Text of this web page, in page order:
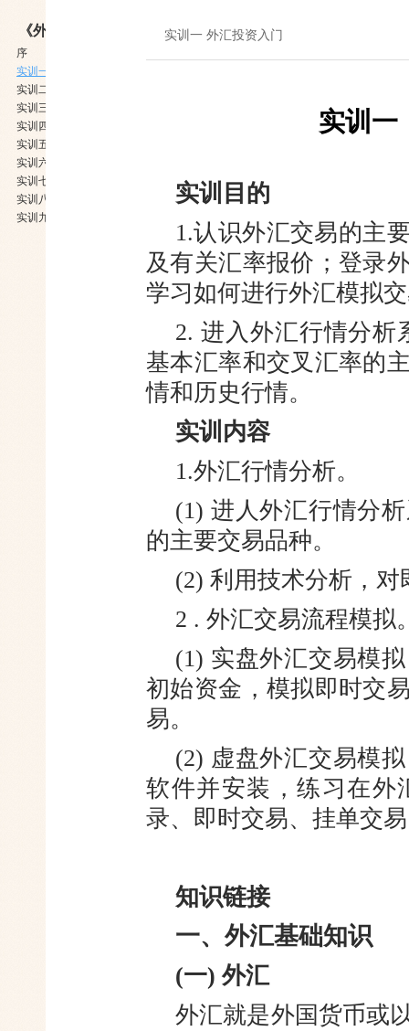
《外汇黄金投资》
序
实训一 外汇投资入门
实训二 外汇投资基本面分析
实训三 外汇实盘交易
实训四 外汇虚盘交易
实训五 认识黄金和黄金市场
实训六 黄金行情分析软件
实训七 影响黄金价格的因素
实训八 实物黄金投资
实训九 非实物黄金投资
实训一 外汇投资入门
实训
实训目的
1.认识外汇交易的主
及有关汇率报价；登录
学习如何进行外汇模拟
2. 进入外汇行情分
基本汇率和交叉汇率的
情和历史行情。
实训内容
1.外汇行情分析。
(1) 进人外汇行情分
的主要交易品种。
(2) 利用技术分析，
2 . 外汇交易流程模拟
(1) 实盘外汇交易模
初始资金， 模拟即时交
易。
(2) 虚盘外汇交易模
软件并安装，练习在外
录、即时交易、挂单交
知识链接
一、外汇基础知识
(一) 外汇
外汇就是外国货币或